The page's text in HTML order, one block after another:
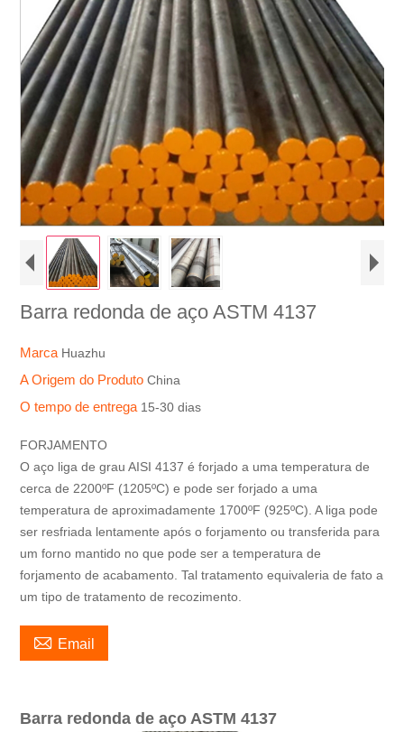
Barra redonda de aço ASTM 4137
Marca Huazhu
A Origem do ProdutoChina
O tempo de entrega 15-30 dias
FORJAMENTO
O aço liga de grau AISI 4137 é forjado a uma temperatura de
cerca de 2200ºF (1205ºC) e pode ser forjado a uma
temperatura de aproximadamente 1700ºF (925ºC). A liga pode
ser resfriada lentamente após o forjamento ou transferida para
um forno mantido no que pode ser a temperatura de
forjamento de acabamento. Tal tratamento equivaleria de fato a
um tipo de tratamento de recozimento.
 Email
Barra redonda de aço ASTM 4137